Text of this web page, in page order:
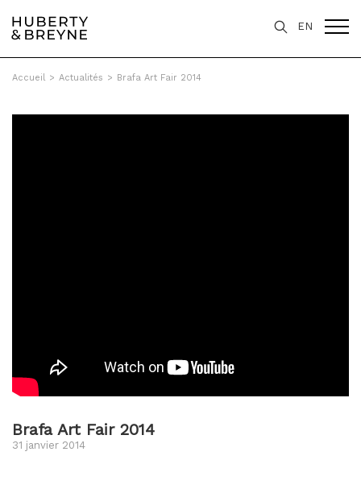
EN
Accueil > Actualités > Brafa Art Fair 2014
Brafa Art Fair 2014
31 janvier 2014